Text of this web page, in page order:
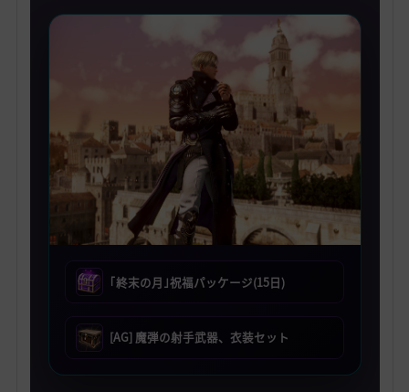
｢終末の月｣祝福パッケージ(15日)
[AG] 魔弾の射手武器、衣装セット